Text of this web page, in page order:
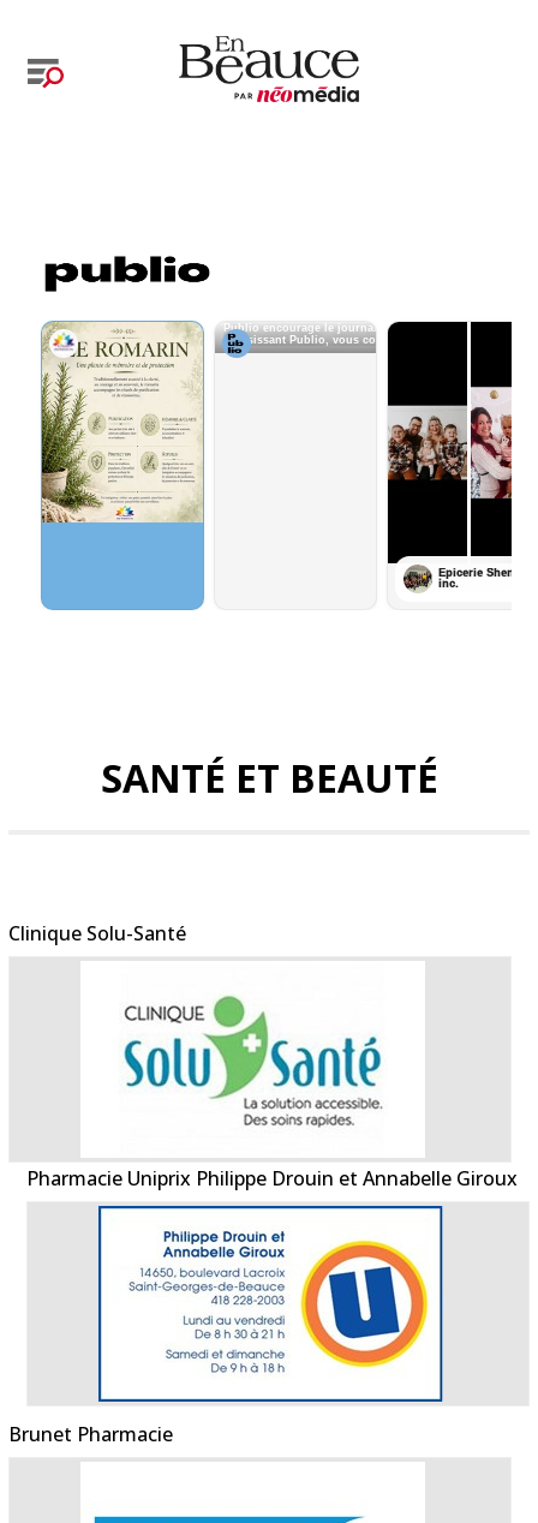
SANTÉ ET BEAUTÉ
Clinique Solu-Santé
Pharmacie Uniprix Philippe Drouin et Annabelle Giroux
Brunet Pharmacie